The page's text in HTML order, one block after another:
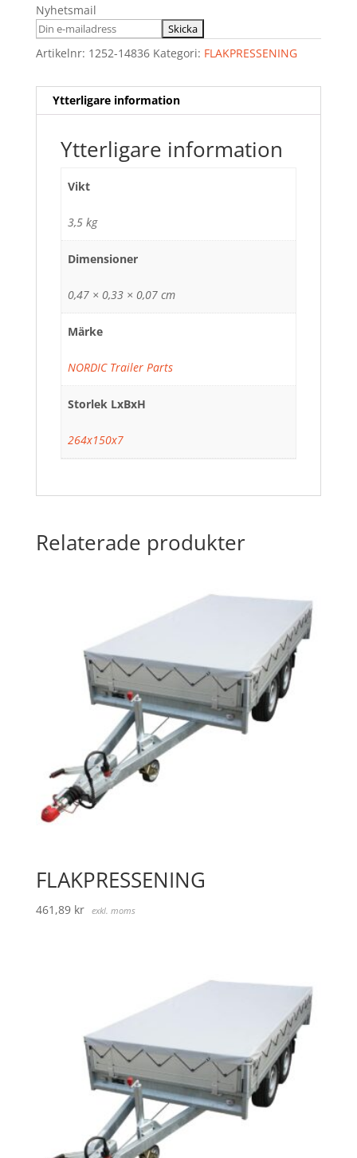
Nyhetsmail
Artikelnr: 1252-14836 Kategori: FLAKPRESSENING
Ytterligare information
Ytterligare information
Vikt
3,5 kg
Dimensioner
0,47 × 0,33 × 0,07 cm
Märke
NORDIC Trailer Parts
Storlek LxBxH
264x150x7
Relaterade produkter
FLAKPRESSENING
461,89 kr exkl. moms